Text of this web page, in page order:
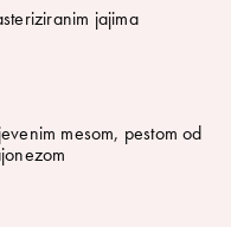
jajima
mesom, pestom od